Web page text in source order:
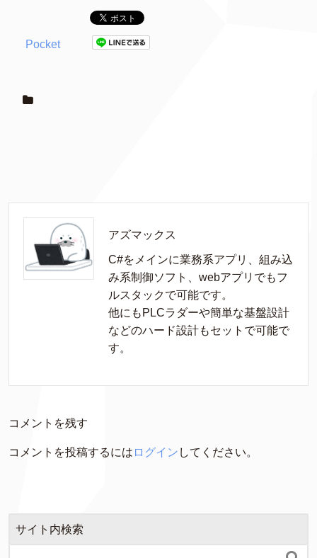
Pocket
アズマックス
C#をメインに業務系アプリ、組み込
み系制御ソフト、webアプリでもフ
ルスタックで可能です。
他にもPLCラダーや簡単な基盤設計
などのハード設計もセットで可能で
す。
コメントを残す
コメントを投稿するには ログイン してください。
サイト内検索